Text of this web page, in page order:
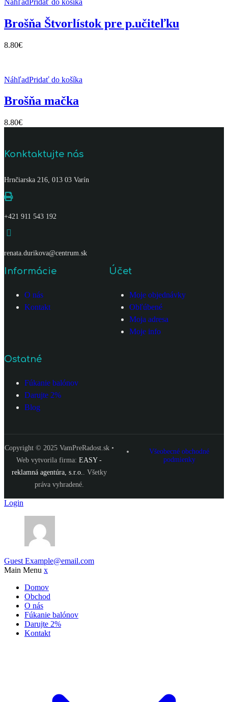
Brošňa Štvorlístok pre p.učiteľku
8.80€
NáhľadPridať do košíka
Brošňa mačka
8.80€
Konktaktujte nás
Hrnčiarska 216, 013 03 Varín
+421 911 543 192
renata.durikova@centrum.sk
Informácie
O nás
Kontakt
Účet
Moje objednávky
Obľúbené
Moja adresa
Moje info
Ostatné
Fúkanie balónov
Darujte 2%
Blog
Copyright © 2025 VamPreRadost.sk •
Web vytvorila firma: EASY -
reklamná agentúra, s.r.o.. Všetky
práva vyhradené.
Všeobecné obchodné
podmienky
Login
Guest Example@email.com
Main Menu x
Domov
Obchod
O nás
Fúkanie balónov
Darujte 2%
Kontakt